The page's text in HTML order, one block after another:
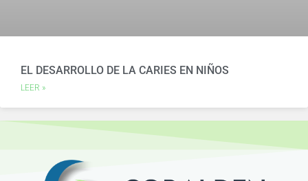
EL DESARROLLO DE LA CARIES EN NIÑOS
LEER »